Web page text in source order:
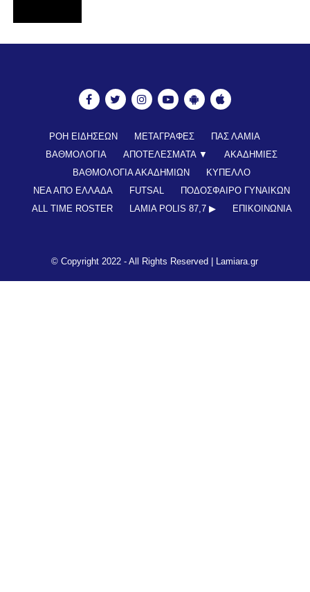
ΡΟΗ ΕΙΔΗΣΕΩΝ ΜΕΤΑΓΡΑΦΕΣ
ΠΑΣ ΛΑΜΙΑ
ΒΑΘΜΟΛΟΓΙΑ
ΑΠΟΤΕΛΕΣΜΑΤΑ ▼
ΑΚΑΔΗΜΙΕΣ
ΒΑΘΜΟΛΟΓΙΑ ΑΚΑΔΗΜΙΩΝ
ΚΥΠΕΛΛΟ
ΝΕΑ ΑΠΟ ΕΛΛΑΔΑ
FUTSAL
ΠΟΔΟΣΦΑΙΡΟ ΓΥΝΑΙΚΩΝ
ALL TIME ROSTER
LAMIA POLIS 87,7 ▶︎ ΕΠΙΚΟΙΝΩΝΊΑ
© Copyright 2022 - All Rights Reserved | Lamiara.gr